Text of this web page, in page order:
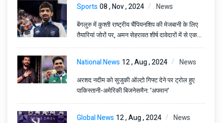
Sports08 , Nov , 2024 News
बेंगलुरु में कुश्ती राष्ट्रीय चैंपियनशिप की मेजबानी के लिए
तैयारियां जोरों पर, अमन सेहरावत शीर्ष दावेदारों में से एक
बनकर उभरे हैं।
National News 12 , Aug , 2024 News
अरशद नदीम को सुजुकी ऑल्टो गिफ्ट देने पर ट्रोल हुए
पाकिस्तानी-अमेरिकी बिजनेसमैन: 'अपमान'
Global News 12 , Aug , 2024 News